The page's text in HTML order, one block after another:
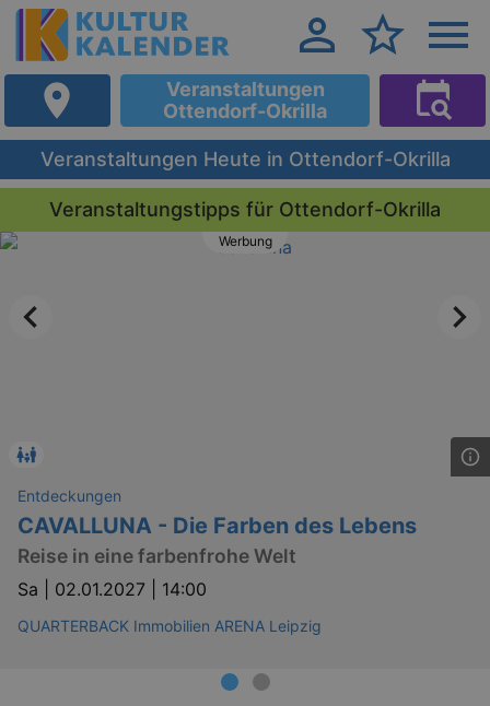
Veranstaltungen
Ottendorf-Okrilla
Veranstaltungen Heute in Ottendorf-Okrilla
Veranstaltungstipps für Ottendorf-Okrilla
Werbung
Entdeckungen
CAVALLUNA - Die Farben des Lebens
Reise in eine farbenfrohe Welt
Sa | 02.01.2027 | 14:00
QUARTERBACK Immobilien ARENA Leipzig